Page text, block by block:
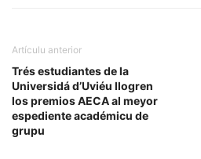
Artículu anterior
Trés estudiantes de la
Universidá d’Uviéu llogren
los premios AECA al meyor
espediente académicu de
grupu